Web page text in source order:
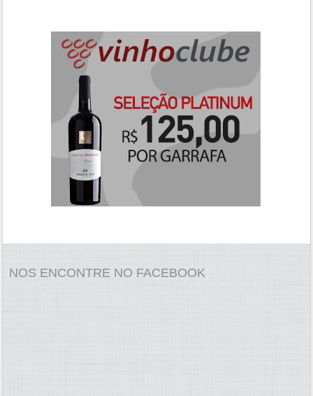
NOS ENCONTRE NO FACEBOOK